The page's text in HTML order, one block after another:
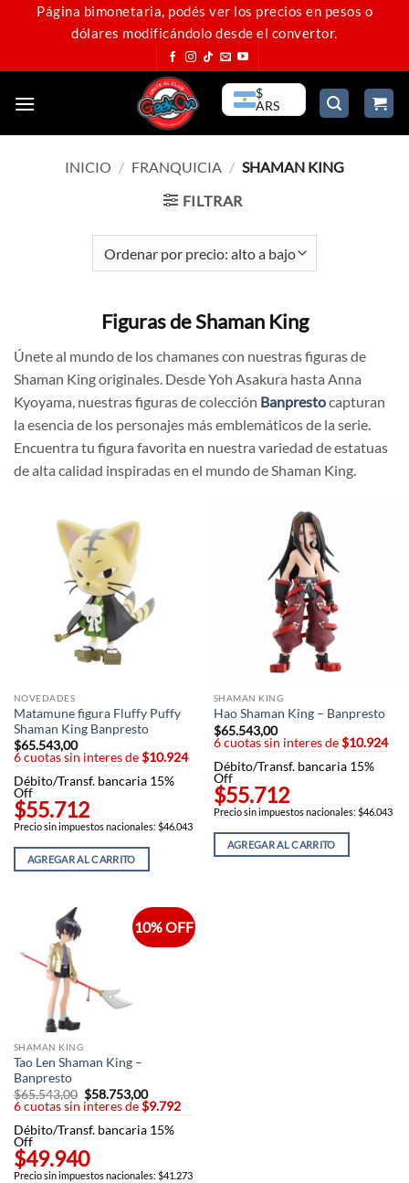
Página bimonetaria, podés ver los precios en pesos o
dólares modificándolo desde el convertor.
$
ARS
INICIO / FRANQUICIA / SHAMAN KING
FILTRAR
Figuras de Shaman King
Únete al mundo de los chamanes con nuestras figuras de
Shaman King originales. Desde Yoh Asakura hasta Anna
Kyoyama, nuestras figuras de colección Banprestocapturan
la esencia de los personajes más emblemáticos de la serie.
Encuentra tu figura favorita en nuestra variedad de estatuas
de alta calidad inspiradas en el mundo de Shaman King.
NOVEDADES
Matamune figura Fluffy Puffy
Shaman King Banpresto
$65.543,00
6 cuotas sin interes de$10.924
Débito/Transf. bancaria 15%
Off
$55.712
Precio sin impuestos nacionales: $46.043
AGREGAR AL CARRITO
SHAMAN KING
Hao Shaman King – Banpresto
$65.543,00
6 cuotas sin interes de$10.924
Débito/Transf. bancaria 15%
Off
$55.712
Precio sin impuestos nacionales: $46.043
AGREGAR AL CARRITO
10% OFF
SHAMAN KING
Tao Len Shaman King –
Banpresto
$65.543,00 El
precio
era:
$58.753,00El
precio
es:
6 cuotas sin interes de$9.792
Débito/Transf. bancaria 15%
Off
$49.940
Precio sin impuestos nacionales: $41.273